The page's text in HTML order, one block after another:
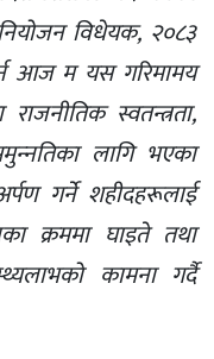
विधेयक, २०८३
आज म यस गरिमामय
स्वतन्त्रता,
लागि भएका
गर्ने शहीदहरूलाई
क्रममा घाइते तथा
कामना गर्दै